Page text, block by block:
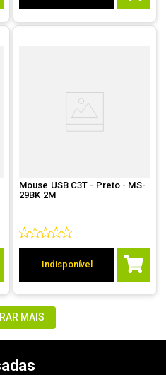
Mouse USB C3T - Preto - MS-
29BK 2M
Indisponível
MAIS